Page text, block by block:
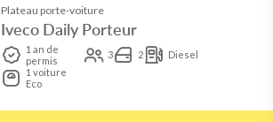
Plateau porte-voiture
Iveco Daily Porteur
1 an de
permis
3 2
Diesel
1 voiture
Eco